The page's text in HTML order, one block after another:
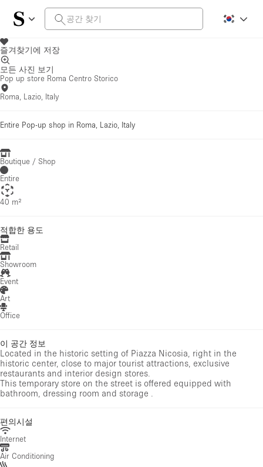
즐겨찾기에 저장
모든 사진 보기
Pop up store Roma Centro Storico
Roma, Lazio, Italy
Entire Pop-up shop in Roma, Lazio, Italy
Boutique / Shop
Entire
40 m²
적합한 용도
Retail
Showroom
Event
Art
Office
이 공간 정보
Located in the historic setting of Piazza Nicosia, right in the
historic center, close to major tourist attractions, exclusive
restaurants and interior design stores.
This temporary store on the street is offered equipped with
bathroom, dressing room and storage .
편의시설
Internet
Air Conditioning